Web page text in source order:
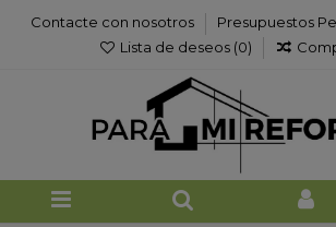
Contacte con nosotros
Presupuestos
Lista de deseos (0)